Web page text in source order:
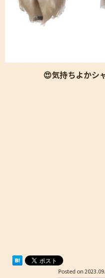
😍気持ちよかシ
Posted on